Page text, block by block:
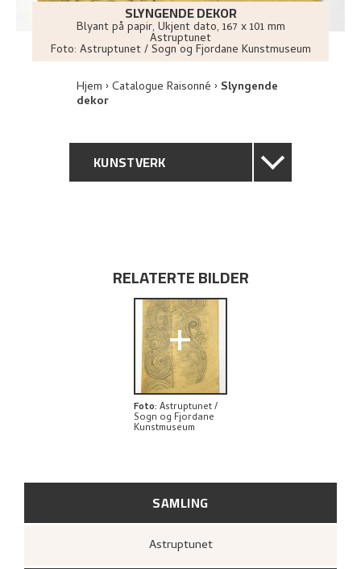
SLYNGENDE DEKOR
Blyant på papir, Ukjent dato, 167 x 101 mm
Astruptunet
Foto: Astruptunet / Sogn og Fjordane Kunstmuseum
Hjem Catalogue Raisonné Slyngende
dekor
KUNSTVERK
PROVENIENS
UTFORSK
SAMLING
Astruptunet
RELATERTE BILDER
+
Foto: Astruptunet /
Sogn og Fjordane
Kunstmuseum